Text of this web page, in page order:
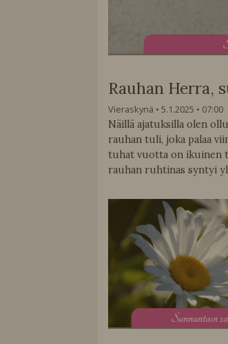
Rauhan Herra,
Vieraskynä 5.1.2025
07:00
Näillä ajatuksilla olen
rauhan tuli, joka palaa
tuhat vuotta on ikuinen
rauhan ruhtinas syntyi
Sunnuntain